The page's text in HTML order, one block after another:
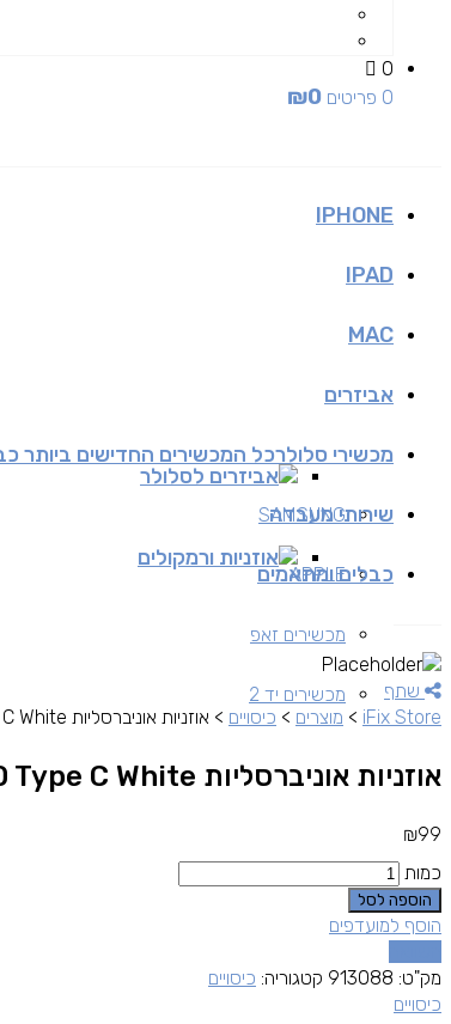
0
0 פריטים
₪0
IPHONE
IPAD
MAC
אביזרים
אביזרים לסלולר
אוזניות ורמקולים
מכשירי סלולרכל המכשירים החדישים ביותר
SAMSUNG
APPLE
מכשירים זאפ
מכשירים יד 2
שירותי מעבדה
כבלים ומתאמים
שתף
iFix Store
> מוצרים > כיסויים > אוזניות אוניברסליות ENERGY EPC130 Type C White
אוזניות אוניברסליות ENERGY EPC130 Type C White
₪99
כמות
הוספה לסל
הוסף למועדפים
מק"ט: 913088 קטגוריה: כיסויים
כיסויים